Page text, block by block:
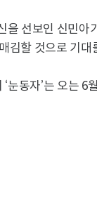
선보인 신민아
김할 것으로 기대
동자’는 오는 6